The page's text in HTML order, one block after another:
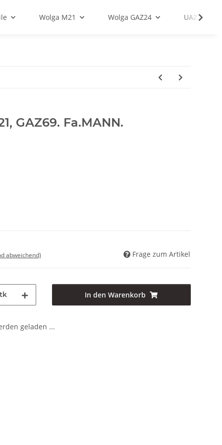
Wolga M21 Wolga GAZ24 UAZ
GAZ69. Fa.MANN.
abweichend) Frage zum Artikel
In den Warenkorb
geladen ...